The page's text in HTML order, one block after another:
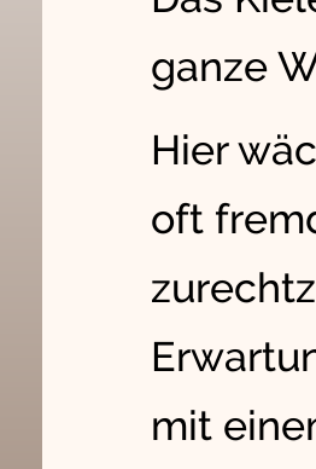
ganze
Hier
oft
mit